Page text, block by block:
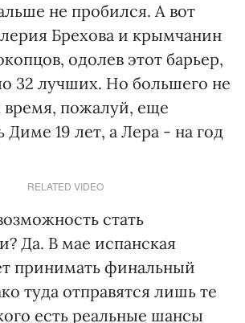
не пробился. А вот
Брехова и крымчанин
одолев этот барьер,
32 лучших. Но большего не
время, пожалуй, еще
Диме 19 лет, а Лера - на год
RELATED VIDEO
стать
Да. В мае испанская
принимать финальный
туда отправятся лишь те
есть реальные шансы